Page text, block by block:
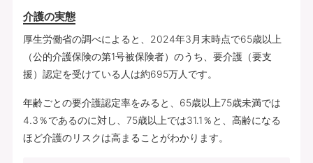
介護の実態
厚生労働省の調べによると、2024年3月末時点で65歳以上
（公的介護保険の第1号被保険者）のうち、要介護（要支
援）認定を受けている人は約695万人です。
年齢ごとの要介護認定率をみると、65歳以上75歳未満では
4.3％であるのに対し、75歳以上では31.1％と、高齢になる
ほど介護のリスクは高まることがわかります。